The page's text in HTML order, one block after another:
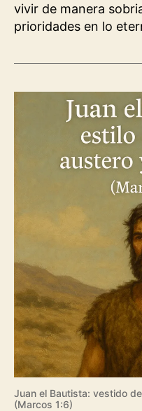
vivir de manera
prioridades en lo
Juan el Bautista: vestido
(Marcos 1:6)